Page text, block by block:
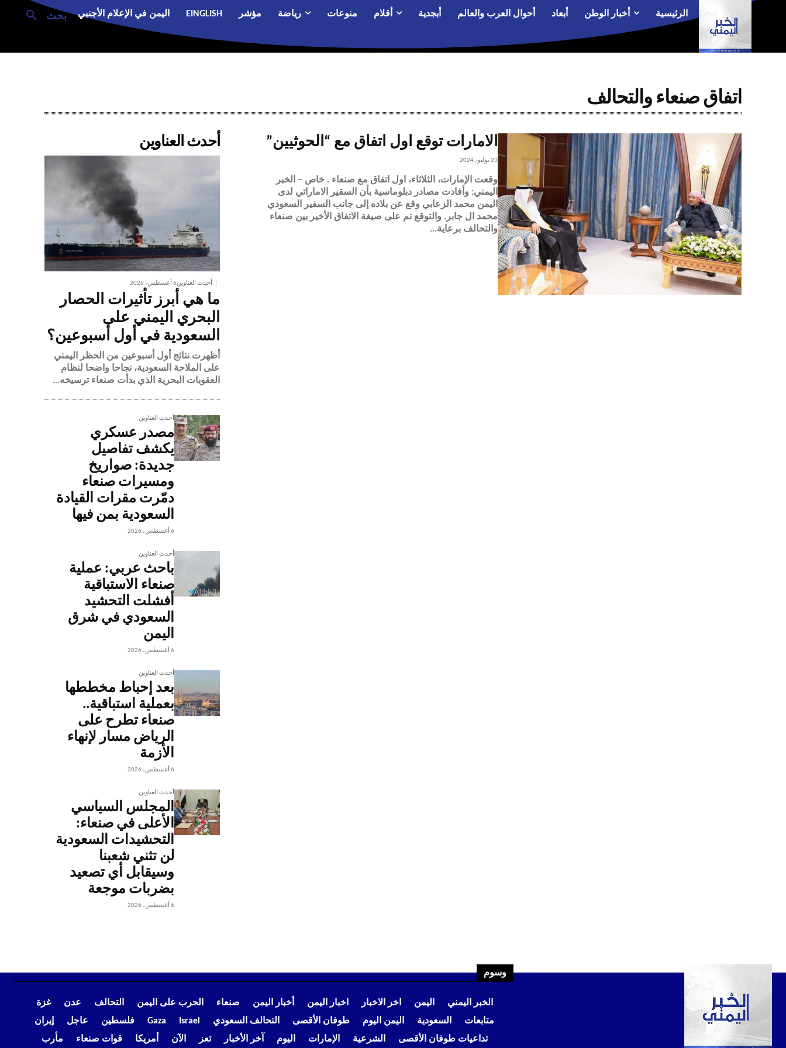
بحث الرئيسية أخبار الوطن أبعاد أحوال العرب والعالم أبجدية أقلام منوعات رياضة مؤشر EINGLISH اليمن في الإعلام الأجنبي
اتفاق صنعاء والتحالف
الامارات توقع اول اتفاق مع “الحوثيين”
23 يوليو، 2024
وقعت الإمارات، الثلاثاء، اول اتفاق مع صنعاء . خاص – الخبر
اليمني: وأفادت مصادر دبلوماسية بأن السقير الاماراتي لدى
اليمن محمد الزعابي وقع عن بلاده إلى جانب السفير السعودي
محمد ال جابر. والتوقع تم على صيغة الاتفاق الأخير بين صنعاء
والتحالف برعاية...
أحدث العناوين
أحدث العناوين6 أغسطس، 2026
ما هي أبرز تأثيرات الحصار
البحري اليمني على
السعودية في أول أسبوعين؟
أظهرت نتائج أول أسبوعين من الحظر اليمني
على الملاحة السعودية، نجاحا واضحا لنظام
العقوبات البحرية الذي بدأت صنعاء ترسيخه...
أحدث العناوين
مصدر عسكري
يكشف تفاصيل
جديدة: صواريخ
ومسيرات صنعاء
دمّرت مقرات القيادة
السعودية بمن فيها
6 أغسطس، 2026
أحدث العناوين
باحث عربي: عملية
صنعاء الاستباقية
أفشلت التحشيد
السعودي في شرق
اليمن
6 أغسطس، 2026
أحدث العناوين
بعد إحباط مخططها
بعملية استباقية..
صنعاء تطرح على
الرياض مسار لإنهاء
الأزمة
6 أغسطس، 2026
أحدث العناوين
المجلس السياسي
الأعلى في صنعاء:
التحشيدات السعودية
لن تثني شعبنا
وسيقابل أي تصعيد
بضربات موجعة
6 أغسطس، 2026
وسوم
الخبر اليمني اليمن اخر الاخبار اخبار اليمن أخبار اليمن صنعاء الحرب على اليمن التحالف عدن
غزة
متابعات
السعودية اليمن اليوم طوفان الأقصى التحالف السعودي Israel
Gaza فلسطين عاجل
إيران
تداعيات طوفان الأقصى
الشرعية الإمارات اليوم آخر الأخبار تعز الآن أمريكا قوات صنعاء مأرب